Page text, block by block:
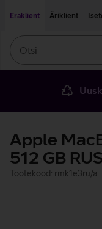
Eraklient
Äriklient
Apple
512 GB
Tootekood: rmk1e3ru/a